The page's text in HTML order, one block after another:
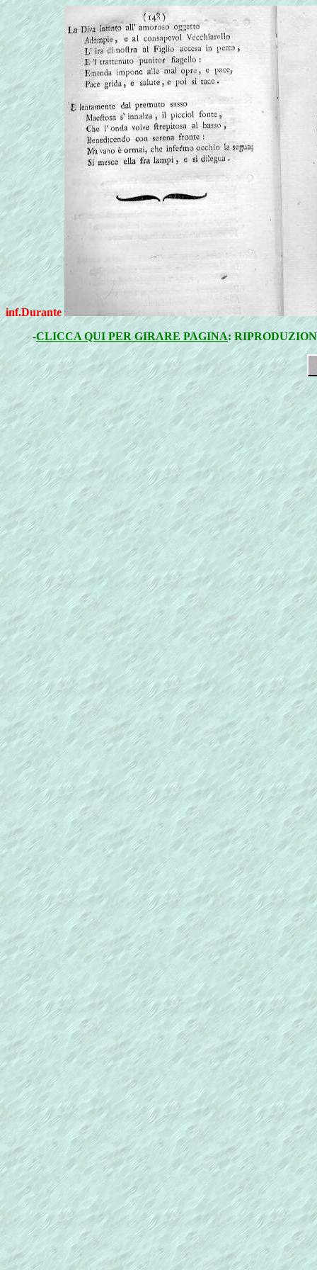
inf.Durante
-CLICCA QUI PER GIRARE PAGINA: